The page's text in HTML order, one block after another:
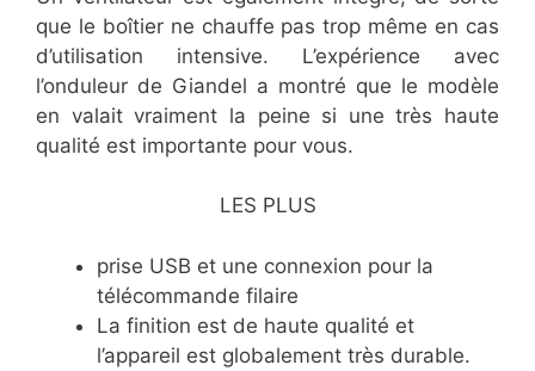
que le boîtier ne chauffe pas trop même en cas
d’utilisation intensive. L’expérience avec
l’onduleur de Giandel a montré que le modèle
en valait vraiment la peine si une très haute
qualité est importante pour vous.
LES PLUS
prise USB et une connexion pour la
télécommande filaire
La finition est de haute qualité et
l’appareil est globalement très durable.